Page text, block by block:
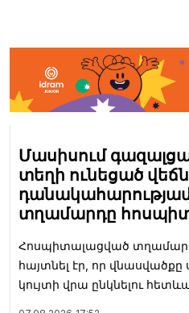
Մասիսում
տեղի ունեցած
տղամարդը
Հոսպիտալացված
հայտնել էր, որ
կույտի վրա ընկնելու